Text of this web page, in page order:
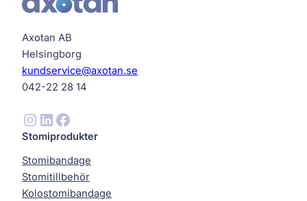
Axotan AB
Helsingborg
kundservice@axotan.se
042-22 28 14
Instagram LinkedIn Facebook
Stomiprodukter
Stomibandage
Stomitillbehör
Kolostomibandage